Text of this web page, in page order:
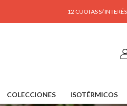
12 CUOTAS S/ INTERÉS A PARTIR DE $190.000
COLECCIONES ISOTÉRMICOS